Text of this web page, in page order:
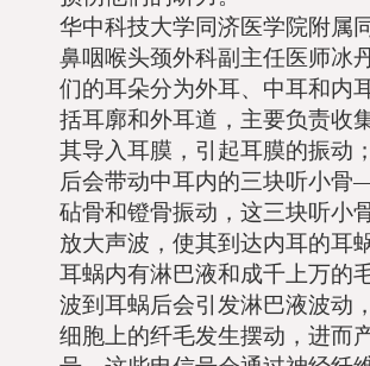
华中科技大学同济医学院附属
鼻咽喉头颈外科副主任医师冰
们的耳朵分为外耳、中耳和内
括耳廓和外耳道，主要负责收
其导入耳膜，引起耳膜的振动
后会带动中耳内的三块听小骨
砧骨和镫骨振动，这三块听小
放大声波，使其到达内耳的耳蜗
耳蜗内有淋巴液和成千上万的
波到耳蜗后会引发淋巴液波动
细胞上的纤毛发生摆动，进而